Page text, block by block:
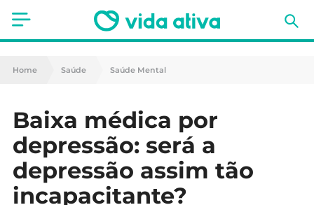
Saúde
Nutrição
Receitas
Fitness
Home Saúde Saúde Mental
Baixa médica por
depressão: será a
depressão assim tão
incapacitante?